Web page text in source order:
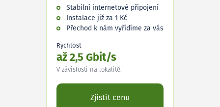
Stabilní internetové připojení
Instalace již za 1 Kč
Přechod k nám vyřídíme za vás
Rychlost
až 2,5 Gbit/s
V závislosti na lokalitě.
Zjistit cenu